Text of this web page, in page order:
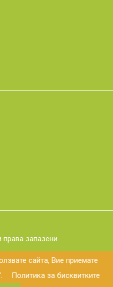
сайта, Вие приемате
Политика за бисквитките
запазени